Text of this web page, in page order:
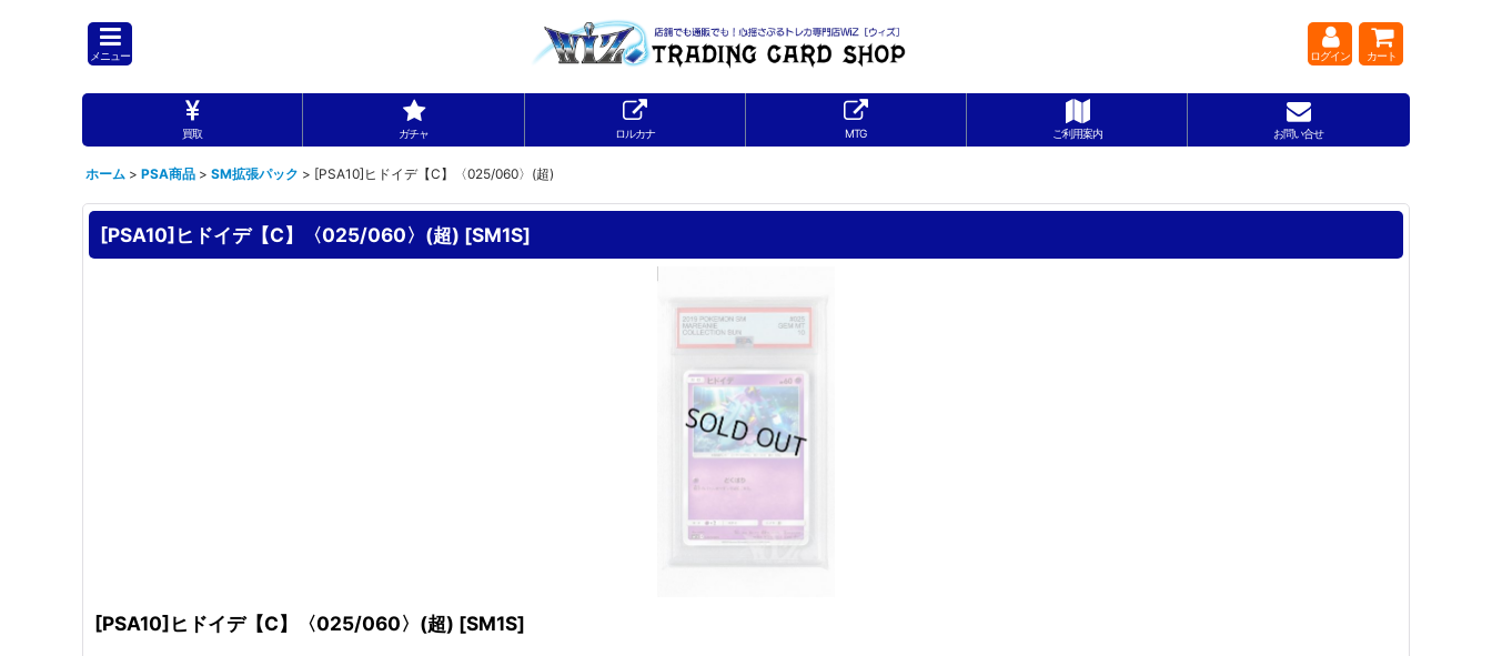
メニュー ログイン カート
買取 ガチャ ロルカナ MTG ご利用案内 お問い合せ
ホーム > PSA商品 > SM拡張パック > [PSA10]ヒドイデ【C】〈025/060〉(超)
[PSA10]ヒドイデ【C】〈025/060〉(超) [SM1S]
[PSA10]ヒドイデ【C】〈025/060〉(超) [SM1S]